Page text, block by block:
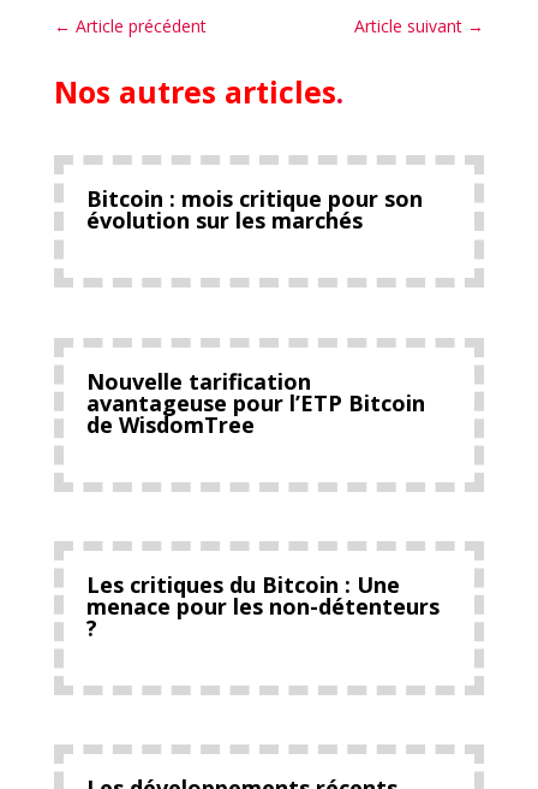
← Article précédent Article suivant →
Nos autres articles.
Bitcoin : mois critique pour son
évolution sur les marchés
Nouvelle tarification
avantageuse pour l’ETP Bitcoin
de WisdomTree
Les critiques du Bitcoin : Une
menace pour les non-détenteurs
?